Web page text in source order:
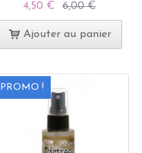
4,50 € 6,00 €
Ajouter au panier
PROMO !